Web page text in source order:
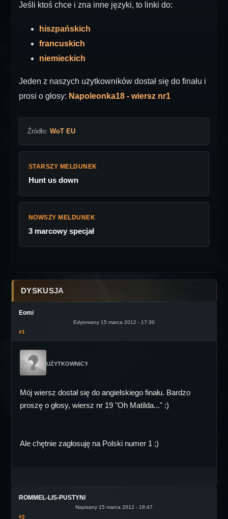
Jeśli ktoś chce i zna inne języki, to linki do:
hiszpańskich
francuskich
niemieckich
Jeden z naszych użytkowników dostał się do finału i
prosi o głosy: Napoleonka18 - wiersz nr1
Źródło: WoT EU
STARSZY MELDUNEK
Hunt us down
NOWSZY MELDUNEK
3 marcowy specjał
DYSKUSJA
Eomi
Edytowany 15 marca 2012 - 17:30
#1
UŻYTKOWNICY
Mój wiersz dostał się do angielskiego finału. Bardzo
proszę o głosy, wiersz nr 19 "Oh Matilda..." :)
Ale chętnie zagłosuję na Polski numer 1 ;)
ROMMEL-LIS-PUSTYNI
Napisany 15 marca 2012 - 18:47
#2